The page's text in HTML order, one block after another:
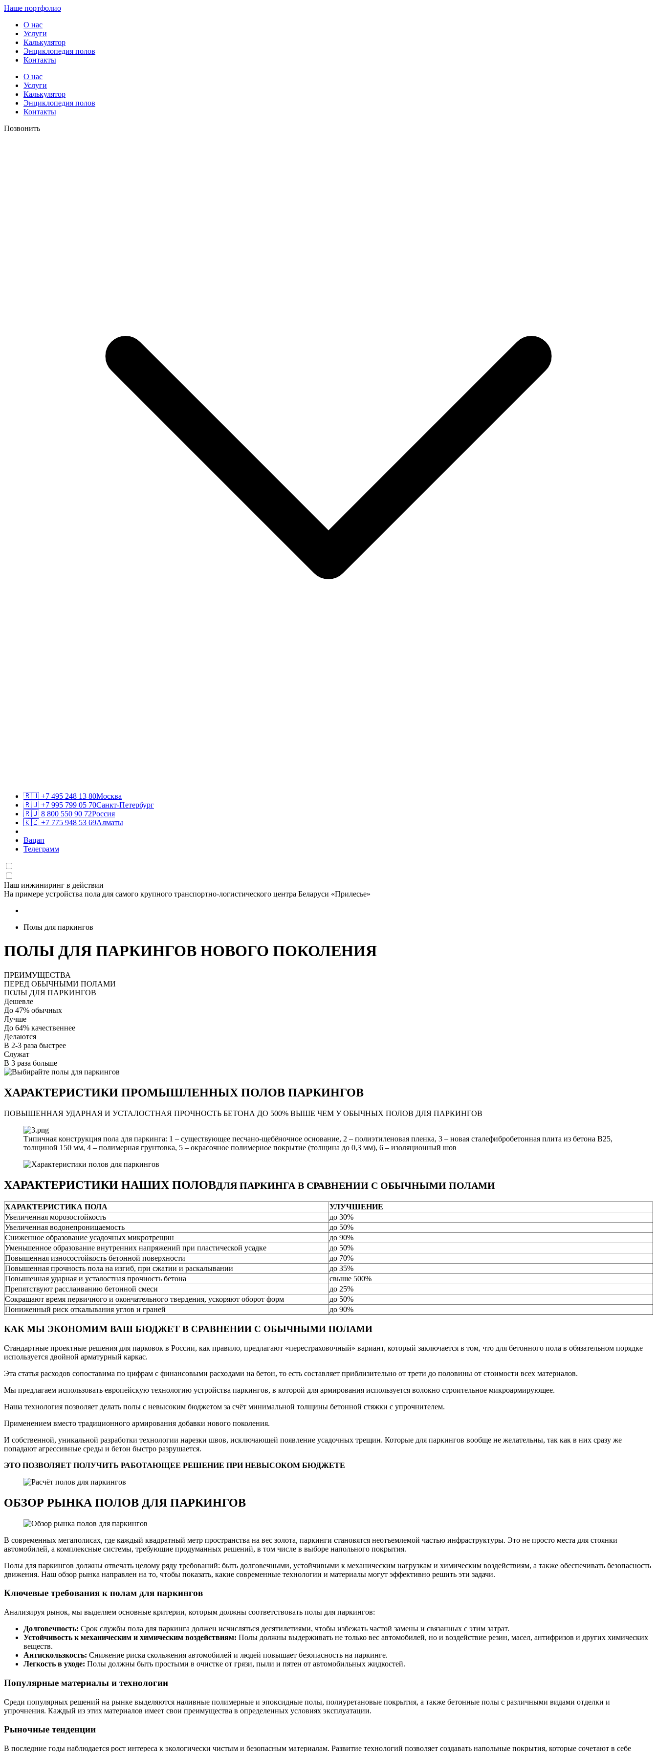
Наше портфолио
О нас
Услуги
Калькулятор
Энциклопедия полов
Контакты
О нас
Услуги
Калькулятор
Энциклопедия полов
Контакты
Позвонить
🇷🇺 +7 495 248 13 80Москва
🇷🇺 +7 995 799 05 70Санкт-Петербург
🇷🇺 8 800 550 90 72Россия
🇰🇿 +7 775 948 53 69Алматы
Вацап
Телеграмм
Наш инжиниринг в действии
На примере устройства пола для самого крупного транспортно-логистического центра Беларуси «Прилесье»
Полы для паркингов
ПОЛЫ ДЛЯ ПАРКИНГОВ НОВОГО ПОКОЛЕНИЯ
ПРЕИМУЩЕСТВА
ПЕРЕД ОБЫЧНЫМИ ПОЛАМИ
ПОЛЫ ДЛЯ ПАРКИНГОВ
Дешевле
До 47% обычных
Лучше
До 64% качественнее
Делаются
В 2-3 раза быстрее
Служат
В 3 раза больше
ХАРАКТЕРИСТИКИ ПРОМЫШЛЕННЫХ ПОЛОВ ПАРКИНГОВ
ПОВЫШЕННАЯ УДАРНАЯ И УСТАЛОСТНАЯ ПРОЧНОСТЬ БЕТОНА ДО 500% ВЫШЕ ЧЕМ У ОБЫЧНЫХ ПОЛОВ ДЛЯ ПАРКИНГОВ
Типичная конструкция пола для паркинга: 1 – существующее песчано-щебёночное основание, 2 – полиэтиленовая пленка, 3 – новая сталефибробетонная плита из бетона В25,
толщиной 150 мм, 4 – полимерная грунтовка, 5 – окрасочное полимерное покрытие (толщина до 0,3 мм), 6 – изоляционный шов
ХАРАКТЕРИСТИКИ НАШИХ ПОЛОВДЛЯ ПАРКИНГА В СРАВНЕНИИ С ОБЫЧНЫМИ ПОЛАМИ
ХАРАКТЕРИСТИКА ПОЛА
УЛУЧШЕНИЕ
Увеличенная морозостойкость
до 30%
Увеличенная водонепроницаемость
до 50%
Сниженное образование усадочных микротрещин
до 90%
Уменьшенное образование внутренних напряжений при пластической усадке
до 50%
Повышенная износостойкость бетонной поверхности
до 70%
Повышенная прочность пола на изгиб, при сжатии и раскалывании
до 35%
Повышенная ударная и усталостная прочность бетона
свыше 500%
Препятствуют расслаиванию бетонной смеси
до 25%
Сокращают время первичного и окончательного твердения, ускоряют оборот форм
до 50%
Пониженный риск откалывания углов и граней
до 90%
КАК МЫ ЭКОНОМИМ ВАШ БЮДЖЕТ В СРАВНЕНИИ С ОБЫЧНЫМИ ПОЛАМИ
Стандартные проектные решения для парковок в России, как правило, предлагают «перестраховочный» вариант, который заключается в том, что для бетонного пола в обязательном порядке
используется двойной арматурный каркас.
Эта статья расходов сопоставима по цифрам с финансовыми расходами на бетон, то есть составляет приблизительно от трети до половины от стоимости всех материалов.
Мы предлагаем использовать европейскую технологию устройства паркингов, в которой для армирования используется волокно строительное микроармирующее.
Наша технология позволяет делать полы с невысоким бюджетом за счёт минимальной толщины бетонной стяжки с упрочнителем.
Применением вместо традиционного армирования добавки нового поколения.
И собственной, уникальной разработки технологии нарезки швов, исключающей появление усадочных трещин. Которые для паркингов вообще не желательны, так как в них сразу же
попадают агрессивные среды и бетон быстро разрушается.
ЭТО ПОЗВОЛЯЕТ ПОЛУЧИТЬ РАБОТАЮЩЕЕ РЕШЕНИЕ ПРИ НЕВЫСОКОМ БЮДЖЕТЕ
ОБЗОР РЫНКА ПОЛОВ ДЛЯ ПАРКИНГОВ
В современных мегаполисах, где каждый квадратный метр пространства на вес золота, паркинги становятся неотъемлемой частью инфраструктуры. Это не просто места для стоянки
автомобилей, а комплексные системы, требующие продуманных решений, в том числе в выборе напольного покрытия.
Полы для паркингов должны отвечать целому ряду требований: быть долговечными, устойчивыми к механическим нагрузкам и химическим воздействиям, а также обеспечивать безопасность
движения. Наш обзор рынка направлен на то, чтобы показать, какие современные технологии и материалы могут эффективно решить эти задачи.
Ключевые требования к полам для паркингов
Анализируя рынок, мы выделяем основные критерии, которым должны соответствовать полы для паркингов:
Долговечность: Срок службы пола для паркинга должен исчисляться десятилетиями, чтобы избежать частой замены и связанных с этим затрат.
Устойчивость к механическим и химическим воздействиям: Полы должны выдерживать не только вес автомобилей, но и воздействие резин, масел, антифризов и других химических
веществ.
Антискользкость: Снижение риска скольжения автомобилей и людей повышает безопасность на паркинге.
Легкость в уходе: Полы должны быть простыми в очистке от грязи, пыли и пятен от автомобильных жидкостей.
Популярные материалы и технологии
Среди популярных решений на рынке выделяются наливные полимерные и эпоксидные полы, полиуретановые покрытия, а также бетонные полы с различными видами отделки и
упрочнения. Каждый из этих материалов имеет свои преимущества в определенных условиях эксплуатации.
Рыночные тенденции
В последние годы наблюдается рост интереса к экологически чистым и безопасным материалам. Развитие технологий позволяет создавать напольные покрытия, которые сочетают в себе